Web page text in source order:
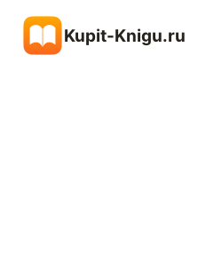
содержимому
Kupit-Knigu.ru